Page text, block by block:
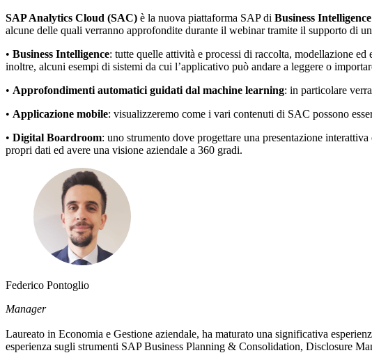
SAP Analytics Cloud (SAC) è la nuova piattaforma SAP di Business Intelligence
alcune delle quali verranno approfondite durante il webinar tramite il supporto di
• Business Intelligence: tutte quelle attività e processi di raccolta, modellazione
inoltre, alcuni esempi di sistemi da cui l’applicativo può andare a leggere o
• Approfondimenti automatici guidati dal machine learning: in particolare
• Applicazione mobile: visualizzeremo come i vari contenuti di SAC possono
• Digital Boardroom: uno strumento dove progettare una presentazione
propri dati ed avere una visione aziendale a 360 gradi.
Federico Pontoglio
Manager
Laureato in Economia e Gestione aziendale, ha maturato una significativa
esperienza sugli strumenti SAP Business Planning & Consolidation, Disclosure